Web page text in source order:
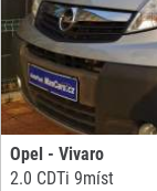
Opel - Vivaro
2.0 CDTi 9míst